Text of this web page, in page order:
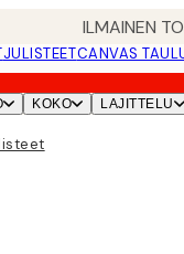
ILMAINEN
JULISTEETCANVAS
KOKO LAJITTELU